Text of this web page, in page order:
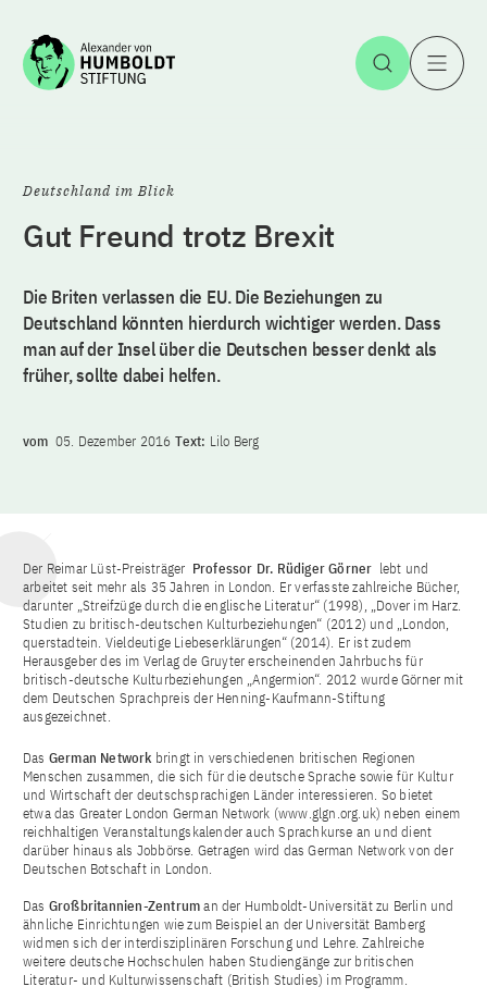
Zum Inhalt springen Suche
Deutschland im Blick
Gut Freund trotz Brexit
Die Briten verlassen die EU. Die Beziehungen zu
Deutschland könnten hierdurch wichtiger werden. Dass
man auf der Insel über die Deutschen besser denkt als
früher, sollte dabei helfen.
vom 05. Dezember 2016 Text: Lilo Berg
Der Reimar Lüst-Preisträger Professor Dr. Rüdiger Görner lebt und
arbeitet seit mehr als 35 Jahren in London. Er verfasste zahlreiche Bücher,
darunter „Streifzüge durch die englische Literatur“ (1998), „Dover im Harz.
Studien zu britisch-deutschen Kulturbeziehungen“ (2012) und „London,
querstadtein. Vieldeutige Liebeserklärungen“ (2014). Er ist zudem
Herausgeber des im Verlag de Gruyter erscheinenden Jahrbuchs für
britisch-deutsche Kulturbeziehungen „Angermion“. 2012 wurde Görner mit
dem Deutschen Sprachpreis der Henning-Kaufmann-Stiftung
ausgezeichnet.
Das German Network bringt in verschiedenen britischen Regionen
Menschen zusammen, die sich für die deutsche Sprache sowie für Kultur
und Wirtschaft der deutschsprachigen Länder interessieren. So bietet
etwa das Greater London German Network (www.glgn.org.uk) neben einem
reichhaltigen Veranstaltungskalender auch Sprachkurse an und dient
darüber hinaus als Jobbörse. Getragen wird das German Network von der
Deutschen Botschaft in London.
Das Großbritannien-Zentruman der Humboldt-Universität zu Berlin und
ähnliche Einrichtungen wie zum Beispiel an der Universität Bamberg
widmen sich der interdisziplinären Forschung und Lehre. Zahlreiche
weitere deutsche Hochschulen haben Studiengänge zur britischen
Literatur- und Kulturwissenschaft (British Studies) im Programm.